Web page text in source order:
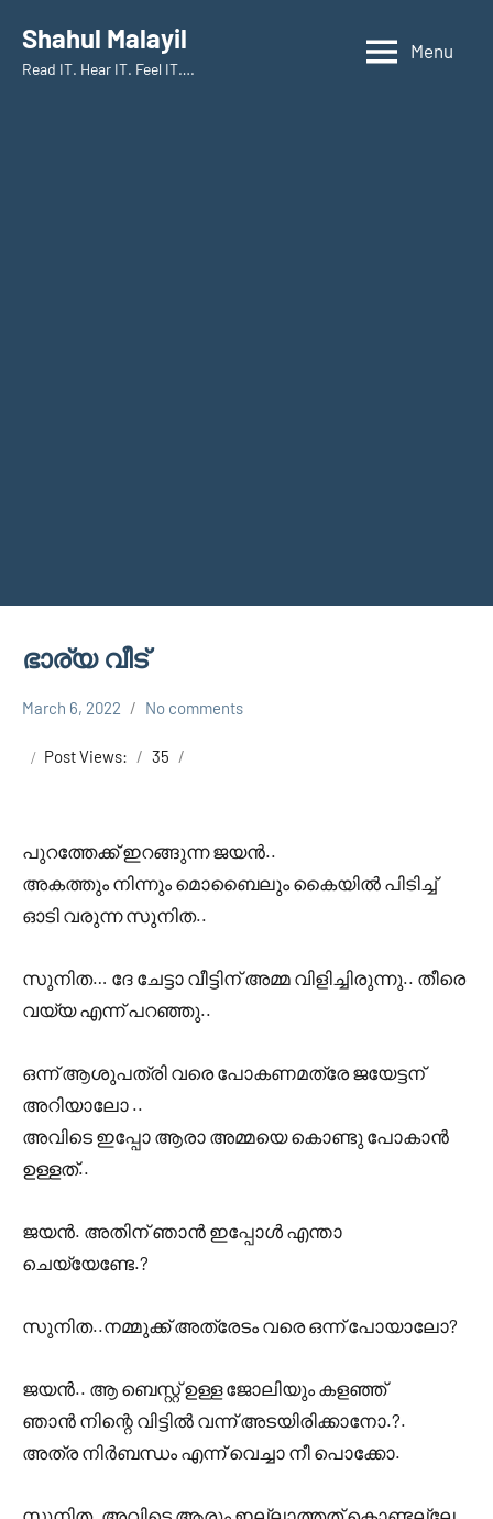
content
Shahul Malayil
Read IT. Hear IT. Feel IT….
Menu
ഭാര്യ വീട്
March 6, 2022
Cm
No comments
Post Views: 35
പുറത്തേക്ക് ഇറങ്ങുന്ന ജയൻ..
അകത്തും നിന്നും മൊബൈലും കൈയിൽ പിടിച്ച്
ഓടി വരുന്ന സുനിത..
സുനിത… ദേ ചേട്ടാ വീട്ടിന് അമ്മ വിളിച്ചിരുന്നു.. തീരെ
വയ്യ എന്ന് പറഞ്ഞു..
ഒന്ന് ആശുപത്രി വരെ പോകണമത്രേ ജയേട്ടന്
അറിയാലോ ..
അവിടെ ഇപ്പോ ആരാ അമ്മയെ കൊണ്ടു പോകാൻ
ഉള്ളത്..
ജയൻ. അതിന് ഞാൻ ഇപ്പോൾ എന്താ
ചെയ്യേണ്ടേ.?
സുനിത..നമ്മുക്ക് അത്രേടം വരെ ഒന്ന് പോയാലോ?
ജയൻ.. ആ ബെസ്റ്റ് ഉള്ള ജോലിയും കളഞ്ഞ്
ഞാൻ നിന്റെ വിട്ടിൽ വന്ന് അടയിരിക്കാനോ.?.
അത്ര നിർബന്ധം എന്ന് വെച്ചാ നീ പൊക്കോ.
സുനിത. അവിടെ ആരും ഇല്ലാത്തത് കൊണ്ടല്ലേ